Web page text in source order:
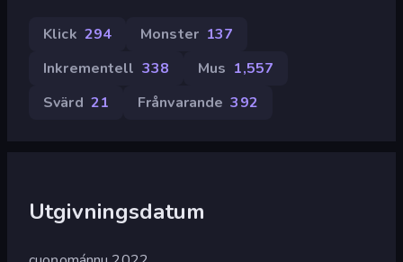
Klick 294 Monster 137
Inkrementell 338 Mus 1,557
Svärd 21 Frånvarande 392
Utgivningsdatum